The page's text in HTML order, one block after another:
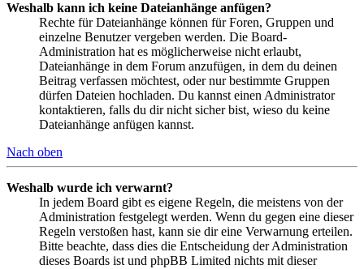
Weshalb kann ich keine Dateianhänge anfügen?
Rechte für Dateianhänge können für Foren, Gruppen und
einzelne Benutzer vergeben werden. Die Board-
Administration hat es möglicherweise nicht erlaubt,
Dateianhänge in dem Forum anzufügen, in dem du deinen
Beitrag verfassen möchtest, oder nur bestimmte Gruppen
dürfen Dateien hochladen. Du kannst einen Administrator
kontaktieren, falls du dir nicht sicher bist, wieso du keine
Dateianhänge anfügen kannst.
Nach oben
Weshalb wurde ich verwarnt?
In jedem Board gibt es eigene Regeln, die meistens von der
Administration festgelegt werden. Wenn du gegen eine dieser
Regeln verstoßen hast, kann sie dir eine Verwarnung erteilen.
Bitte beachte, dass dies die Entscheidung der Administration
dieses Boards ist und phpBB Limited nichts mit dieser